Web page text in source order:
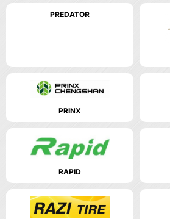
PREDATOR
PRINX
RAPID